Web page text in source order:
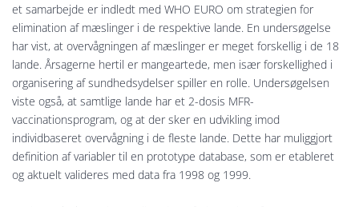
et samarbejde er indledt med WHO EURO om strategien for
elimination af mæslinger i de respektive lande. En undersøgelse
har vist, at overvågningen af mæslinger er meget forskellig i de 18
lande. Årsagerne hertil er mangeartede, men især forskellighed i
organisering af sundhedsydelser spiller en rolle. Undersøgelsen
viste også, at samtlige lande har et 2-dosis MFR-
vaccinationsprogram, og at der sker en udvikling imod
individbaseret overvågning i de fleste lande. Dette har muliggjort
definition af variabler til en prototype database, som er etableret
og aktuelt valideres med data fra 1998 og 1999.